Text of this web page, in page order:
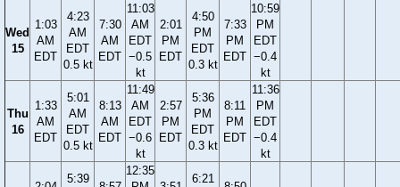
Wed
15
1:03
AM
EDT
4:23
AM
EDT
0.5 kt
7:30
AM
EDT
11:03
AM
EDT
−0.5
kt
2:01
PM
EDT
4:50
PM
EDT
0.3 kt
7:33
PM
EDT
10:59
PM
EDT
−0.4
kt
Thu
16
1:33
AM
EDT
5:01
AM
EDT
0.5 kt
8:13
AM
EDT
11:49
AM
EDT
−0.6
kt
2:57
PM
EDT
5:36
PM
EDT
0.3 kt
8:11
PM
EDT
11:36
PM
EDT
−0.4
kt
5:39
12:35
6:21